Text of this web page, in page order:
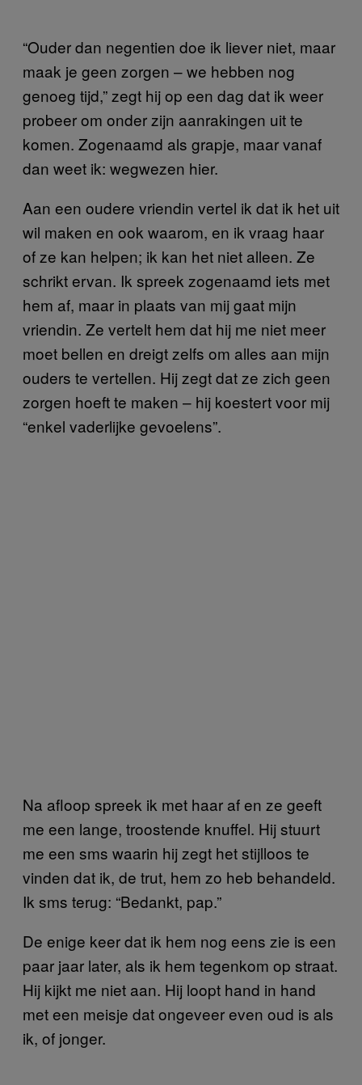
“Ouder dan negentien doe ik liever niet, maar
maak je geen zorgen – we hebben nog
genoeg tijd,” zegt hij op een dag dat ik weer
probeer om onder zijn aanrakingen uit te
komen. Zogenaamd als grapje, maar vanaf
dan weet ik: wegwezen hier.
Aan een oudere vriendin vertel ik dat ik het uit
wil maken en ook waarom, en ik vraag haar
of ze kan helpen; ik kan het niet alleen. Ze
schrikt ervan. Ik spreek zogenaamd iets met
hem af, maar in plaats van mij gaat mijn
vriendin. Ze vertelt hem dat hij me niet meer
moet bellen en dreigt zelfs om alles aan mijn
ouders te vertellen. Hij zegt dat ze zich geen
zorgen hoeft te maken – hij koestert voor mij
“enkel vaderlijke gevoelens”.
Na afloop spreek ik met haar af en ze geeft
me een lange, troostende knuffel. Hij stuurt
me een sms waarin hij zegt het stijlloos te
vinden dat ik, de trut, hem zo heb behandeld.
Ik sms terug: “Bedankt, pap.”
De enige keer dat ik hem nog eens zie is een
paar jaar later, als ik hem tegenkom op straat.
Hij kijkt me niet aan. Hij loopt hand in hand
met een meisje dat ongeveer even oud is als
ik, of jonger.